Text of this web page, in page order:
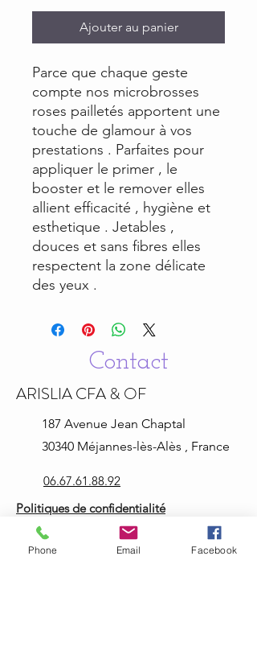
Ajouter au panier
Parce que chaque geste
compte nos microbrosses
roses pailletés apportent une
touche de glamour à vos
prestations . Parfaites pour
appliquer le primer , le
booster et le remover elles
allient efficacité , hygiène et
esthetique . Jetables ,
douces et sans fibres elles
respectent la zone délicate
des yeux .
Contact
ARISLIA CFA & OF
187 Avenue Jean Chaptal
30340 Méjannes-lès-Alès , France
06.67.61.88.92
Politiques de confidentialité
Mentions légales
Phone Email Facebook